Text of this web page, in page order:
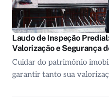
Laudo de Inspeção
Valorização e Segurança
Cuidar do patrimônio
garantir tanto sua